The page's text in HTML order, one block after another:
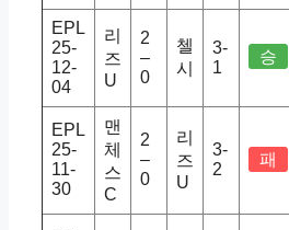
EPL
25-
12-
04
리
즈
U
2
–
0
첼
시
3-
1
승
EPL
25-
11-
30
맨
체
스
C
2
–
0
리
즈
U
3-
2
패